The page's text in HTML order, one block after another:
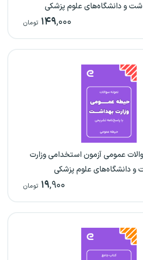
و دانشگاه‌های علوم پزشکی
۱۴۹,۰۰۰ تومان
عمومی آزمون استخدامی وزارت
و دانشگاه‌های علوم پزشکی
۱۹,۹۰۰ تومان